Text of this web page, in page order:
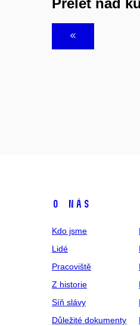
O NÁS
Kdo jsme
Lidé
Pracoviště
Z historie
Síň slávy
Důležité dokumenty